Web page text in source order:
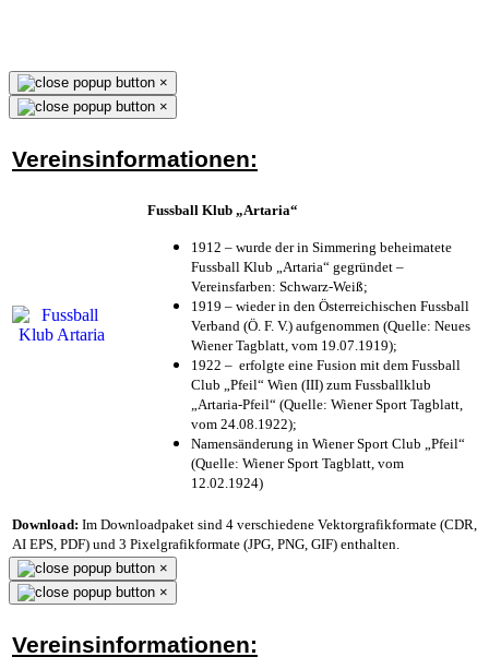
×
×
Vereinsinformationen:
Fussball Klub „Artaria“
1912 – wurde der in Simmering beheimatete
Fussball Klub „Artaria“ gegründet –
Vereinsfarben: Schwarz-Weiß;
1919 – wieder in den Österreichischen Fussball
Verband (Ö. F. V.) aufgenommen (Quelle: Neues
Wiener Tagblatt, vom 19.07.1919);
1922 – erfolgte eine Fusion mit dem Fussball
Club „Pfeil“ Wien (III) zum Fussballklub
„Artaria-Pfeil“ (Quelle: Wiener Sport Tagblatt,
vom 24.08.1922);
Namensänderung in Wiener Sport Club „Pfeil“
(Quelle: Wiener Sport Tagblatt, vom
12.02.1924)
Download: Im Downloadpaket sind 4 verschiedene Vektorgrafikformate (CDR,
AI EPS, PDF) und 3 Pixelgrafikformate (JPG, PNG, GIF) enthalten.
×
×
Vereinsinformationen: